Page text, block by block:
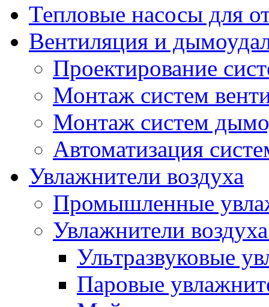
Тепловые насосы для
Вентиляция и
Проектирование
Монтаж систем
Монтаж систем
Автоматизация
Увлажнители воздуха
Промышленные
Увлажнители
Ультразвуковые
Паровые